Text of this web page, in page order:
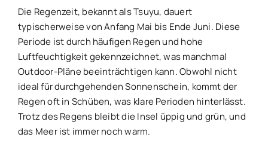
Die Regenzeit, bekannt als Tsuyu, dauert
typischerweise von Anfang Mai bis Ende Juni. Diese
Periode ist durch häufigen Regen und hohe
Luftfeuchtigkeit gekennzeichnet, was manchmal
Outdoor-Pläne beeinträchtigen kann. Obwohl nicht
ideal für durchgehenden Sonnenschein, kommt der
Regen oft in Schüben, was klare Perioden hinterlässt.
Trotz des Regens bleibt die Insel üppig und grün, und
das Meer ist immer noch warm.